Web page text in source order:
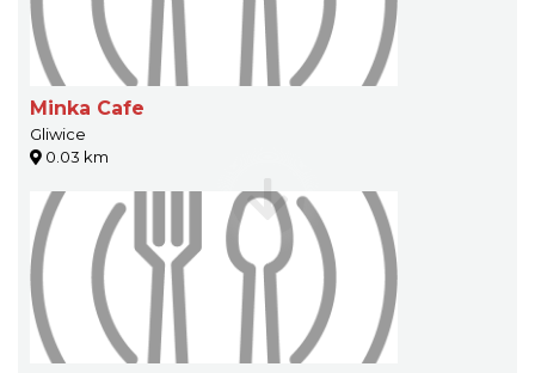
Minka Cafe
Gliwice
0.03 km